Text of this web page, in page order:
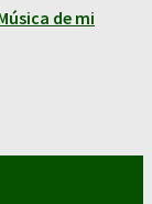
de mi